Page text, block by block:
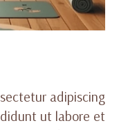
adipiscing
ut labore et